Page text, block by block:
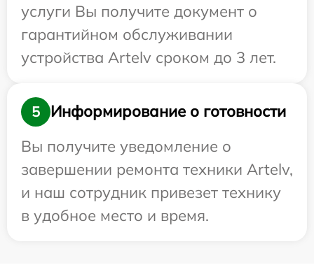
услуги Вы получите документ о
гарантийном обслуживании
устройства Artelv сроком до 3 лет.
5
Информирование о готовности
Вы получите уведомление о
завершении ремонта техники Artelv,
и наш сотрудник привезет технику
в удобное место и время.